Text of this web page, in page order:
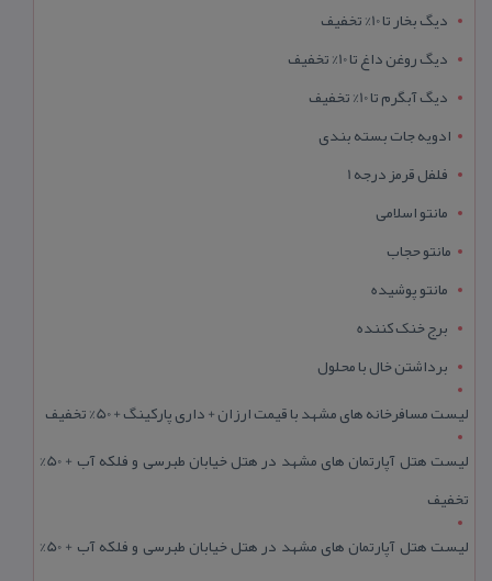
دیگ بخار تا 10% تخفیف
دیگ روغن داغ تا 10% تخفیف
دیگ آبگرم تا 10% تخفیف
ادویه جات بسته بندی
فلفل قرمز درجه 1
مانتو اسلامی
مانتو حجاب
مانتو پوشیده
برج خنک کننده
برداشتن خال با محلول
لیست مسافرخانه های مشهد با قیمت ارزان + داری پارکینگ + 50% تخفیف
لیست هتل آپارتمان های مشهد در هتل خیابان طبرسی و فلکه آب + 50%
تخفیف
لیست هتل آپارتمان های مشهد در هتل خیابان طبرسی و فلکه آب + 50%